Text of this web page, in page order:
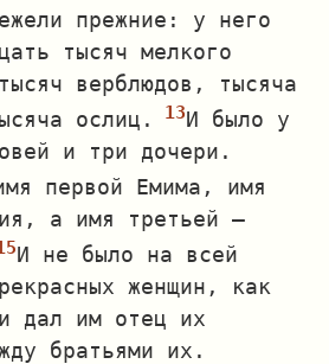
прежние: у него
тысяч мелкого
верблюдов, тысяча
ослиц.
И было у
и три дочери.
первой Емима, имя
а имя третьей —
И не было на всей
женщин, как
дал им отец их
братьями их.